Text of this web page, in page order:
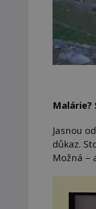
Malárie?
Jasnou
důkaz.
Možná –